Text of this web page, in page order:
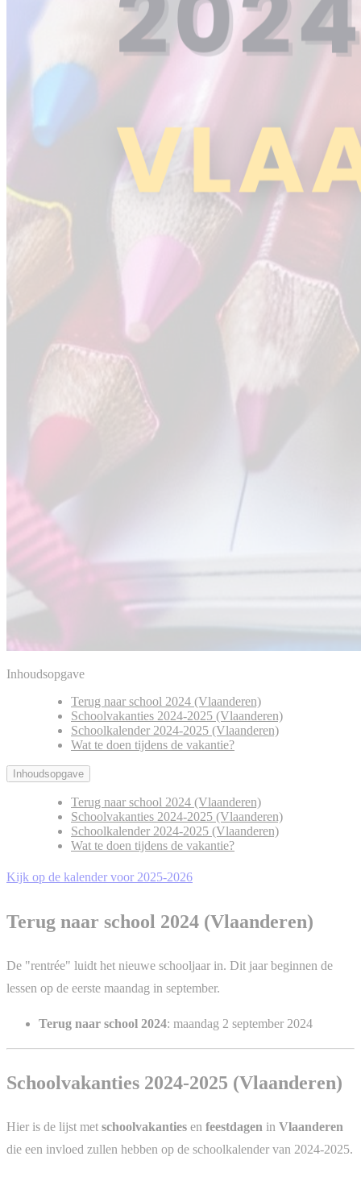
Inhoudsopgave
Terug naar school 2024 (Vlaanderen)
Schoolvakanties 2024-2025 (Vlaanderen)
Schoolkalender 2024-2025 (Vlaanderen)
Wat te doen tijdens de vakantie?
Inhoudsopgave
Terug naar school 2024 (Vlaanderen)
Schoolvakanties 2024-2025 (Vlaanderen)
Schoolkalender 2024-2025 (Vlaanderen)
Wat te doen tijdens de vakantie?
Kijk op de kalender voor 2025-2026
Terug naar school 2024 (Vlaanderen)
De "rentrée" luidt het nieuwe schooljaar in. Dit jaar beginnen de
lessen op de eerste maandag in september.
Terug naar school 2024: maandag 2 september 2024
Schoolvakanties 2024-2025 (Vlaanderen)
Hier is de lijst met schoolvakanties en feestdagen in Vlaanderen
die een invloed zullen hebben op de schoolkalender van 2024-2025.